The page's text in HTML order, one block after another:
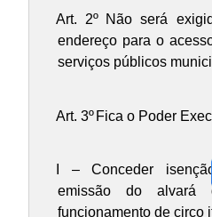
Art. 2ºNão será
endereço para o
serviços públicos
Art. 3ºFica o Poder
I – Conceder
emissão do alvará
funcionamento de circo